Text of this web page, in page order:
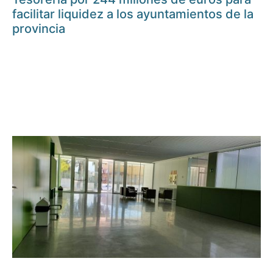
facilitar liquidez a los ayuntamientos de la
provincia